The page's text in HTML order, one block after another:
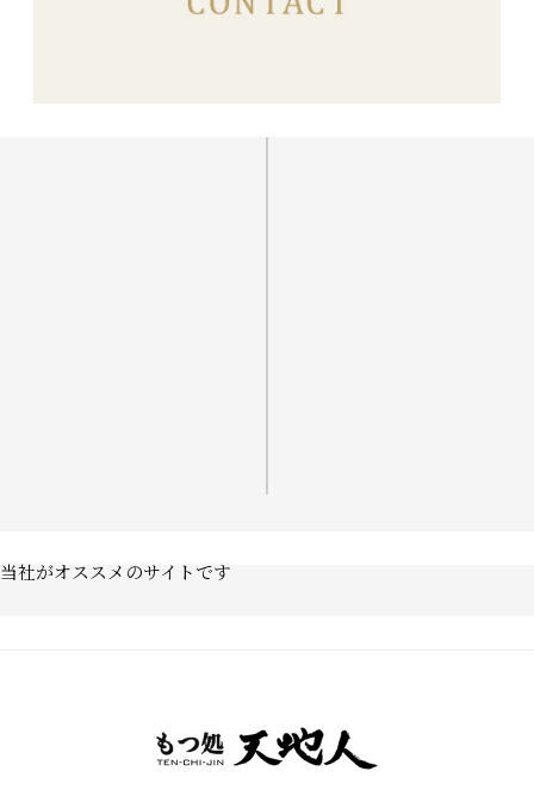
当社がオススメのサイトです